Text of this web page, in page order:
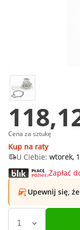
Cena za sztukę
Kup na raty
U Ciebie: wtorek,
Zapłać
Upewnij się,